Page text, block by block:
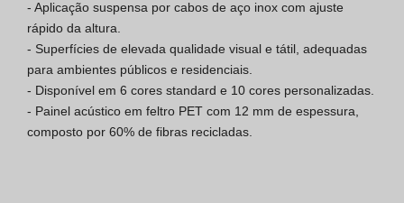
Logo Pack
- Aplicação suspensa por cabos de aço inox com ajuste
rápido da altura.
- Superfícies de elevada qualidade visual e tátil, adequadas
para ambientes públicos e residenciais.
- Disponível em 6 cores standard e 10 cores personalizadas.
- Painel acústico em feltro PET com 12 mm de espessura,
composto por 60% de fibras recicladas.